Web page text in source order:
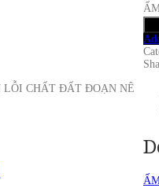
LỖI CHẤT ĐẤT ĐOẠN NÊ